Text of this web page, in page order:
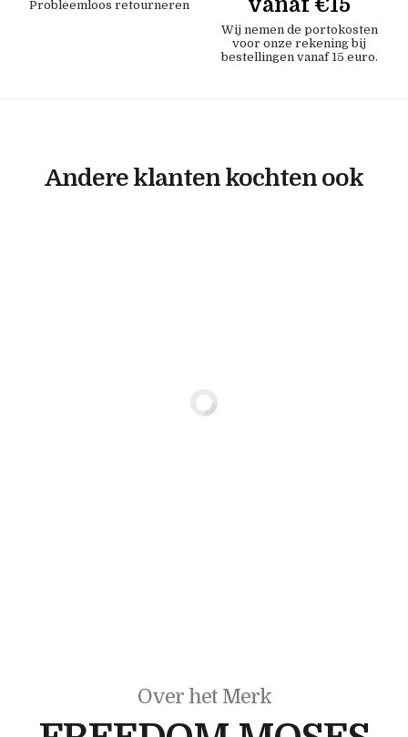
Probleemloos retourneren
Wij nemen de portokosten
voor onze rekening bij
bestellingen vanaf 15 euro.
Andere klanten kochten ook
Over het Merk